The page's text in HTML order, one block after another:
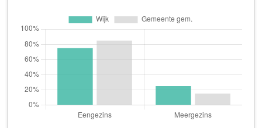
De Utrechtse B.V.
Heemsteedseweg 32 a
D-Hits
Dijksterk Group B.V.
Elzenkade 4 a